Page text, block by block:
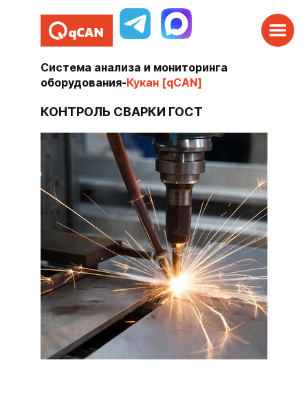
Система анализа и мониторинга
оборудования-Кукан [qCAN]
КОНТРОЛЬ СВАРКИ ГОСТ